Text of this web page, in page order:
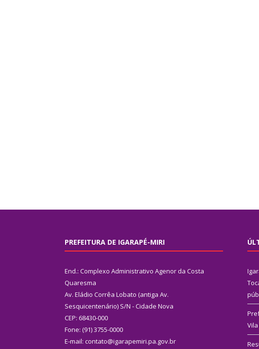
PREFEITURA DE IGARAPÉ-MIRI
End.: Complexo Administrativo Agenor da Costa
Quaresma
Av. Eládio Corrêa Lobato (antiga Av.
Sesquicentenário) S/N - Cidade Nova
CEP: 68430-000
Fone: (91) 3755-0000
E-mail: contato@igarapemiri.pa.gov.br